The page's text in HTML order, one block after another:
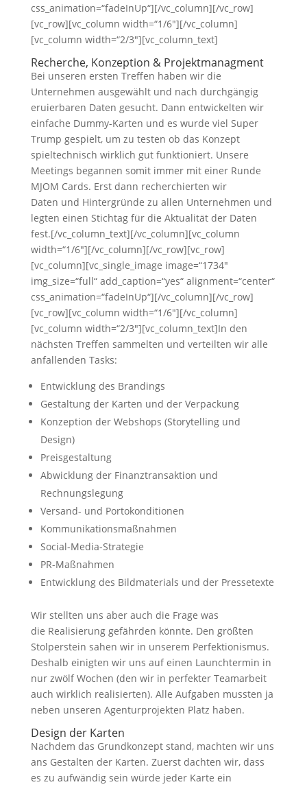
css_animation=“fadeInUp“][/vc_column][/vc_row]
[vc_row][vc_column width=“1/6″][/vc_column]
[vc_column width=“2/3″][vc_column_text]
Recherche, Konzeption & Projektmanagment
Bei unseren ersten Treffen haben wir die
Unternehmen ausgewählt und nach durchgängig
eruierbaren Daten gesucht. Dann entwickelten wir
einfache Dummy-Karten und es wurde viel Super
Trump gespielt, um zu testen ob das Konzept
spieltechnisch wirklich gut funktioniert. Unsere
Meetings begannen somit immer mit einer Runde
MJOM Cards. Erst dann recherchierten wir
Daten und Hintergründe zu allen Unternehmen und
legten einen Stichtag für die Aktualität der Daten
fest.[/vc_column_text][/vc_column][vc_column
width=“1/6″][/vc_column][/vc_row][vc_row]
[vc_column][vc_single_image image=“1734″
img_size=“full“ add_caption=“yes“ alignment=“center“
css_animation=“fadeInUp“][/vc_column][/vc_row]
[vc_row][vc_column width=“1/6″][/vc_column]
[vc_column width=“2/3″][vc_column_text]In den
nächsten Treffen sammelten und verteilten wir alle
anfallenden Tasks:
Entwicklung des Brandings
Gestaltung der Karten und der Verpackung
Konzeption der Webshops (Storytelling und
Design)
Preisgestaltung
Abwicklung der Finanztransaktion und
Rechnungslegung
Versand- und Portokonditionen
Kommunikationsmaßnahmen
Social-Media-Strategie
PR-Maßnahmen
Entwicklung des Bildmaterials und der Pressetexte
Wir stellten uns aber auch die Frage was
die Realisierung gefährden könnte. Den größten
Stolperstein sahen wir in unserem Perfektionismus.
Deshalb einigten wir uns auf einen Launchtermin in
nur zwölf Wochen (den wir in perfekter Teamarbeit
auch wirklich realisierten). Alle Aufgaben mussten ja
neben unseren Agenturprojekten Platz haben.
Design der Karten
Nachdem das Grundkonzept stand, machten wir uns
ans Gestalten der Karten. Zuerst dachten wir, dass
es zu aufwändig sein würde jeder Karte ein